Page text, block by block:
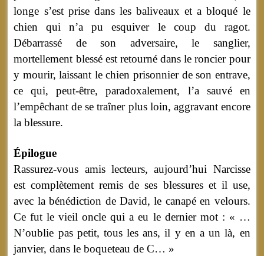
longe s’est prise dans les baliveaux et a bloqué le
chien qui n’a pu esquiver le coup du ragot.
Débarrassé de son adversaire, le sanglier,
mortellement blessé est retourné dans le roncier pour
y mourir, laissant le chien prisonnier de son entrave,
ce qui, peut-être, paradoxalement, l’a sauvé en
l’empêchant de se traîner plus loin, aggravant encore
la blessure.
Épilogue
Rassurez-vous amis lecteurs, aujourd’hui Narcisse
est complètement remis de ses blessures et il use,
avec la bénédiction de David, le canapé en velours.
Ce fut le vieil oncle qui a eu le dernier mot : « …
N’oublie pas petit, tous les ans, il y en a un là, en
janvier, dans le boqueteau de C… »